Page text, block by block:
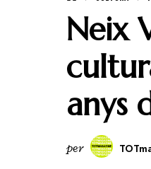
Neix
anys
per